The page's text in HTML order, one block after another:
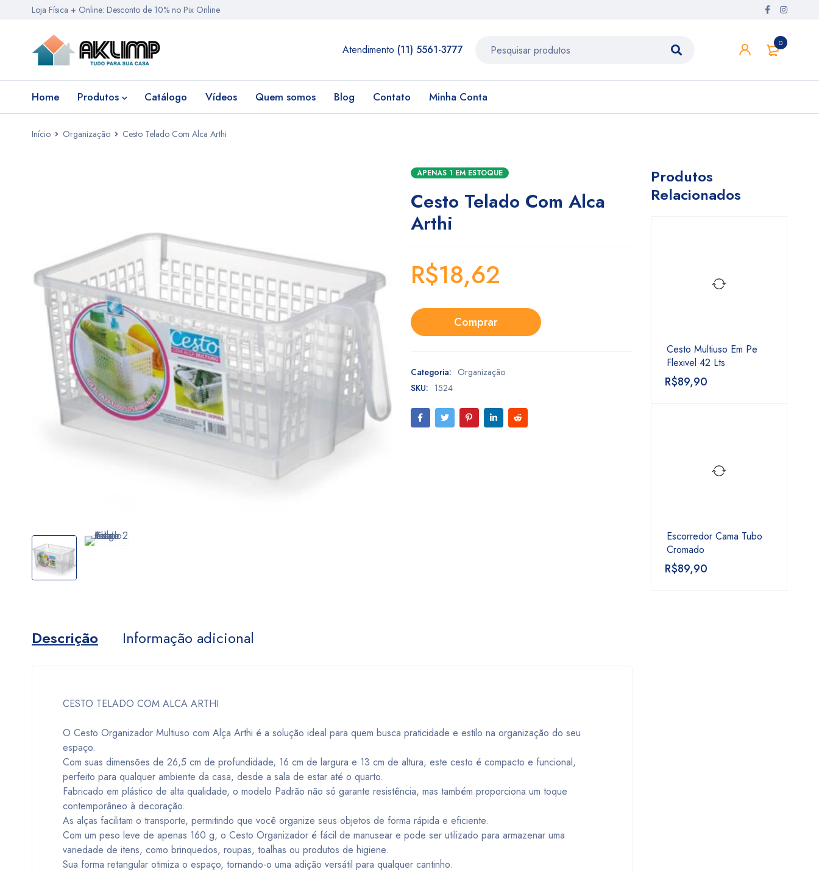
Loja Física + Online: Desconto de 10% no Pix Online
0
Atendimento (11) 5561-3777
Home Produtos Catálogo Vídeos Quem somos Blog Contato Minha Conta
Início Organização Cesto Telado Com Alca Arthi
APENAS 1 EM ESTOQUE
Cesto Telado Com Alca
Arthi
R$18,62
Comprar
Categoria: Organização
SKU: 1524
Descrição Informação adicional
CESTO TELADO COM ALCA ARTHI
O Cesto Organizador Multiuso com Alça Arthi é a solução ideal para quem busca praticidade e estilo na organização do seu
espaço.
Com suas dimensões de 26,5 cm de profundidade, 16 cm de largura e 13 cm de altura, este cesto é compacto e funcional,
perfeito para qualquer ambiente da casa, desde a sala de estar até o quarto.
Fabricado em plástico de alta qualidade, o modelo Padrão não só garante resistência, mas também proporciona um toque
contemporâneo à decoração.
As alças facilitam o transporte, permitindo que você organize seus objetos de forma rápida e eficiente.
Com um peso leve de apenas 160 g, o Cesto Organizador é fácil de manusear e pode ser utilizado para armazenar uma
variedade de itens, como brinquedos, roupas, toalhas ou produtos de higiene.
Sua forma retangular otimiza o espaço, tornando-o uma adição versátil para qualquer cantinho.
Produtos
Relacionados
Cesto Multiuso Em Pe
Flexivel 42 Lts
R$89,90
Escorredor Cama Tubo
Cromado
R$89,90